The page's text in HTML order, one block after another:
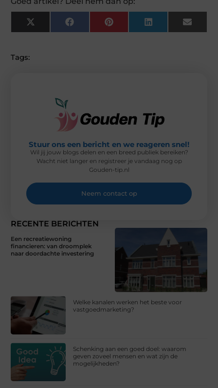
X
(
F
A
P
I
L
I
E
M
Tags:
RECENTE BERICHTEN
Een recreatiewoning
financieren: van droomplek
naar doordachte investering
Welke kanalen werken het beste voor
vastgoedmarketing?
Schenking aan een goed doel: waarom
geven zoveel mensen en wat zijn de
mogelijkheden?
Stuur ons een bericht en we reageren snel!
Wil jij jouw blogs delen en een breed publiek bereiken?
Wacht niet langer en registreer je vandaag nog op
Gouden-tip.nl
Neem contact op